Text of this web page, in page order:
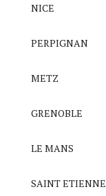
NICE
PERPIGNAN
METZ
GRENOBLE
LE MANS
SAINT ETIENNE